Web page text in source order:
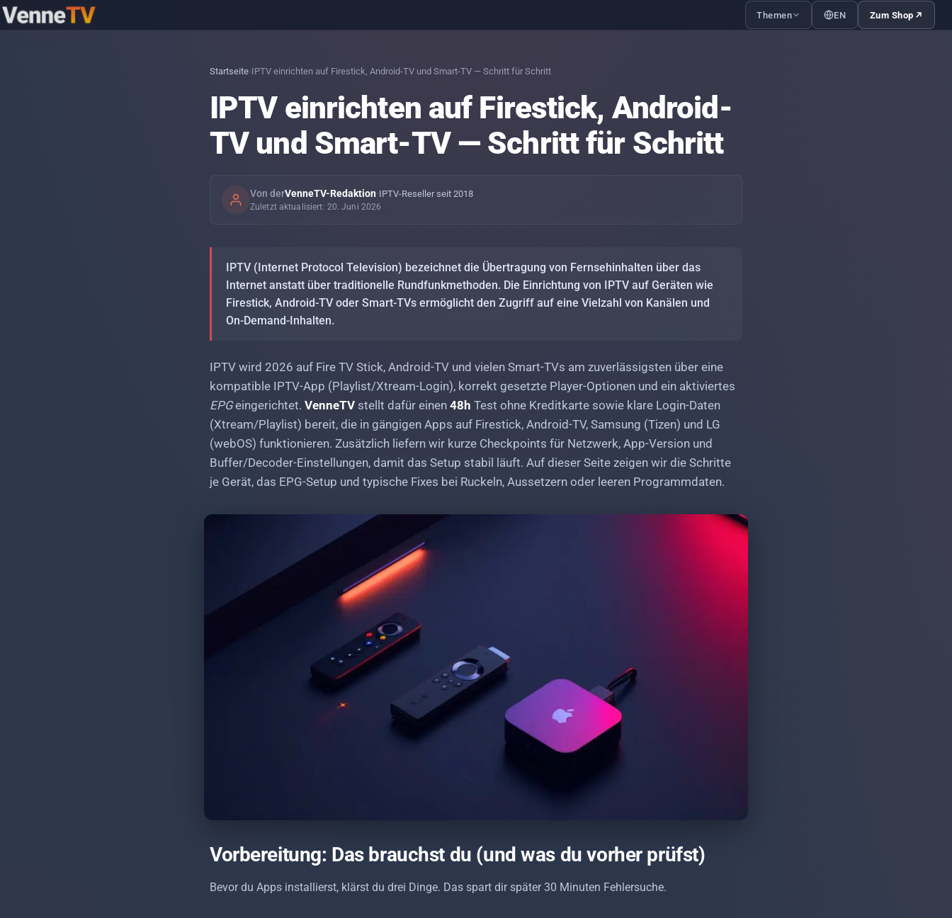
Themen
PIN-Codes und Profile — wie du
Kinder-Inhalte sauber trennst
Stabile IPTV-Streams — was deine
Spitzen meistern
EN Zum Shop
IPTV einrichten auf Firestick, Android-TV
Startseite›IPTV einrichten auf Firestick, Android-TV und Smart-TV — Schritt für Schritt
IPTV einrichten auf Firestick, Android-
TV und Smart-TV — Schritt für Schritt
Von derVenneTV-Redaktion·IPTV-Reseller seit 2018
Zuletzt aktualisiert: 20. Juni 2026
IPTV (Internet Protocol Television) bezeichnet die Übertragung von Fernsehinhalten über das
Internet anstatt über traditionelle Rundfunkmethoden. Die Einrichtung von IPTV auf Geräten wie
Firestick, Android-TV oder Smart-TVs ermöglicht den Zugriff auf eine Vielzahl von Kanälen und
On-Demand-Inhalten.
IPTV wird 2026 auf Fire TV Stick, Android-TV und vielen Smart-TVs am zuverlässigsten über eine
kompatible IPTV-App (Playlist/Xtream-Login), korrekt gesetzte Player-Optionen und ein aktiviertes
EPGeingerichtet. VenneTV stellt dafür einen 48h Test ohne Kreditkarte sowie klare Login-Daten
(Xtream/Playlist) bereit, die in gängigen Apps auf Firestick, Android-TV, Samsung (Tizen) und LG
(webOS) funktionieren. Zusätzlich liefern wir kurze Checkpoints für Netzwerk, App-Version und
Buffer/Decoder-Einstellungen, damit das Setup stabil läuft. Auf dieser Seite zeigen wir die Schritte
je Gerät, das EPG-Setup und typische Fixes bei Ruckeln, Aussetzern oder leeren Programmdaten.
Vorbereitung: Das brauchst du (und was du vorher prüfst)
Bevor du Apps installierst, klärst du drei Dinge. Das spart dir später 30 Minuten Fehlersuche.